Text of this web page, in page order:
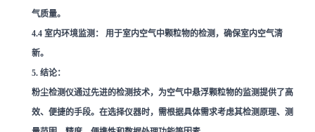
气质量。
4.4 室内环境监测：
用于室内空气中颗粒物的检测，确保室内空气清
新。
5. 结论：
粉尘检测仪通过先进的检测技术，为空气中悬浮颗粒物的监测提供了高
效、便捷的手段。在选择仪器时，需根据具体需求考虑其检测原理、测